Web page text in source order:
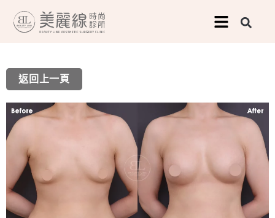
要
內
返回上一頁